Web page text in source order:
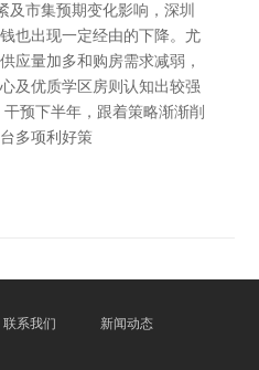
及市集预期变化影响，深圳
也出现一定经由的下降。尤
应量加多和购房需求减弱，
及优质学区房则认知出较强
预下半年，跟着策略渐渐削
多项利好策
联系我们 新闻动态